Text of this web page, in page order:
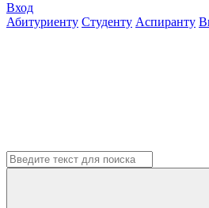
Вход
Абитуриенту Студенту Аспиранту